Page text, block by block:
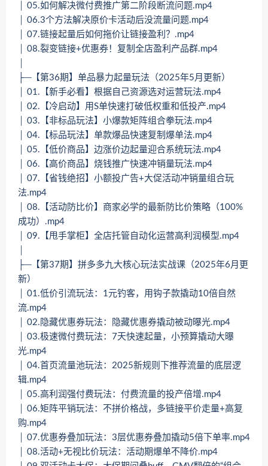
│ 05.如何解决微付费推广第二阶段断流问题.mp4
│ 06.3个方法解决原价卡活动后没流量问题.mp4
│ 07.链接起量后如何拖价让链接盈利？.mp4
│ 08.裂变链接+优惠券！复制全店盈利产品群.mp4
├─【第36期】单品暴力起量玩法（2025年5月更新）
│ 01.【新手必看】根据自己资源选对运营玩法.mp4
│ 02.【冷启动】用S单快速打破低权重和低投产.mp4
│ 03.【非标品玩法】小爆款矩阵组合拳玩法.mp4
│ 04.【标品玩法】单款爆品快速复制爆单法.mp4
│ 05.【低价商品】边涨价边起量迎合系统玩法.mp4
│ 06.【高价商品】烧钱推广快速冲销量玩法.mp4
│ 07.【省钱绝招】小额投广告+大促活动冲销量组合玩
法.mp4
│ 08.【活动防比价】商家必学的最新防比价策略（100%
成功）.mp4
│ 09.【甩手掌柜】全店托管自动化运营高利润模型.mp4
├─【第37期】拼多多九大核心玩法实战课（2025年6月更
新）
│ 01.低价引流玩法：1元钓客，用钩子款撬动10倍自然
流.mp4
│ 02.隐藏优惠券玩法：隐藏优惠券撬动被动曝光.mp4
│ 03.极速微付费玩法：7天快速起量，小预算撬动大曝
光.mp4
│ 04.首页流量池玩法：2025新规则下推荐流量的底层逻
辑.mp4
│ 05.高利润强付费玩法：付费流量的投产倍增.mp4
│ 06.矩阵平销玩法：不拼价格战，多链接平价走量+高复
购.mp4
│ 07.优惠券叠加玩法：3层优惠券叠加撬动5倍下单率.mp4
│ 08.活动+无视比价玩法：活动期爆单不降价.mp4